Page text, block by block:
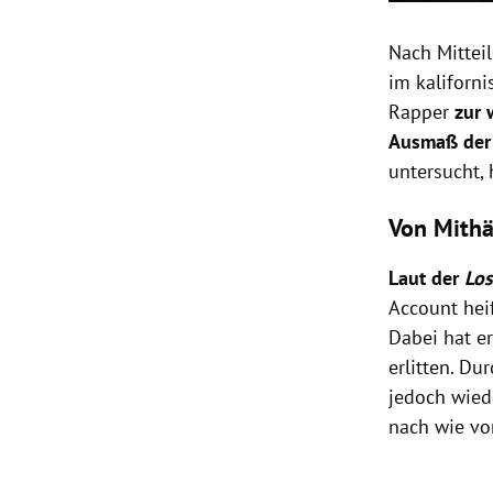
Nach
im
Rapperzur
Ausmaß
untersucht,
Von
Laut der
Account
Dabei hat
erlitten.
jedoch
nach wie